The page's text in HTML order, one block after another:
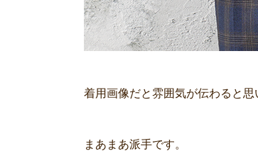
着用画像だと雰囲気が伝わると思
まあまあ派手です。